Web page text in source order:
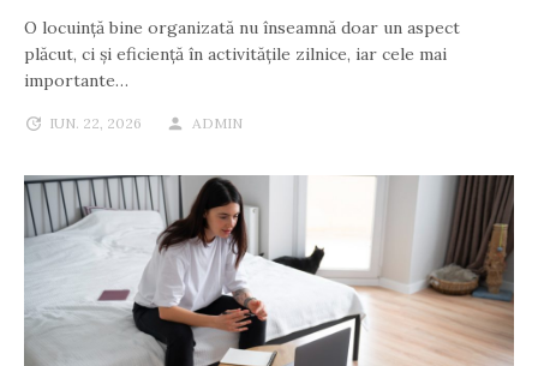
O locuință bine organizată nu înseamnă doar un aspect
plăcut, ci și eficiență în activitățile zilnice, iar cele mai
importante…
IUN. 22, 2026 ADMIN